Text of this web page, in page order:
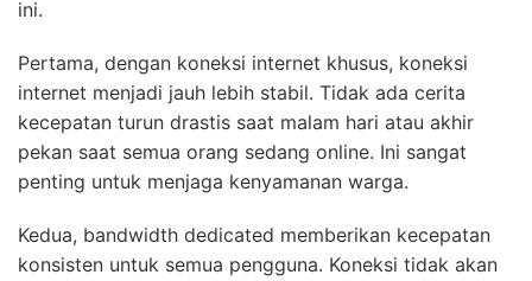
ini.
Pertama, dengan koneksi internet khusus, koneksi
internet menjadi jauh lebih stabil. Tidak ada cerita
kecepatan turun drastis saat malam hari atau akhir
pekan saat semua orang sedang online. Ini sangat
penting untuk menjaga kenyamanan warga.
Kedua, bandwidth dedicated memberikan kecepatan
konsisten untuk semua pengguna. Koneksi tidak akan